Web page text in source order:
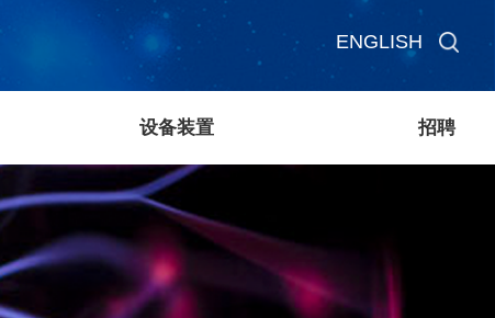
ENGLISH
设备装置 招聘